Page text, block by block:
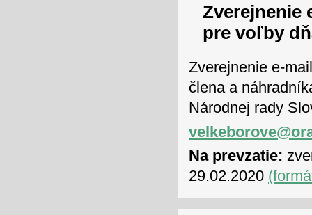
Zverejnenie
pre voľby
Zverejnenie e-
člena a
Národnej rady
Na prevzatie:
29.02.2020